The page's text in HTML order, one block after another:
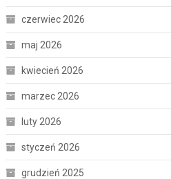
czerwiec 2026
maj 2026
kwiecień 2026
marzec 2026
luty 2026
styczeń 2026
grudzień 2025